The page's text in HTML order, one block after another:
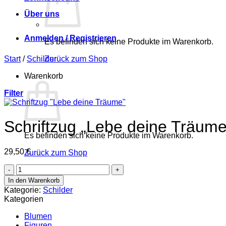
Es befinden sich keine Produkte im Warenkorb.
Zurück zum Shop
Warenkorb
Es befinden sich keine Produkte im Warenkorb.
Zurück zum Shop
Über uns
Anmelden / Registrieren
Start / Schilder
Filter
Schriftzug „Lebe deine
29,50€
Schriftzug
"Lebe
deine
Träume"
Menge
In den Warenkorb
Kategorie: Schilder
Kategorien
Blumen